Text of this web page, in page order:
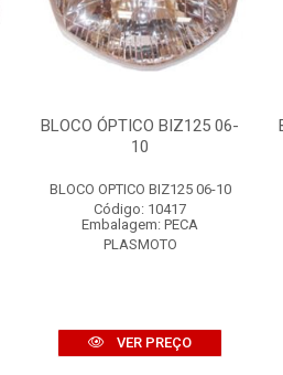
BLOCO ÓPTICO BIZ125 06-
10
BLOCO OPTICO BIZ125 06-10
Código: 10417
Embalagem: PECA
PLASMOTO
VER PREÇO